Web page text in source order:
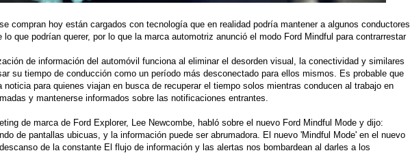
compran hoy están cargados con tecnología que en realidad podría mantener a algunos conductores
lo que podrían querer, por lo que la marca automotriz anunció el modo Ford Mindful para contrarrestar
de información del automóvil funciona al eliminar el desorden visual, la conectividad y similares
su tiempo de conducción como un período más desconectado para ellos mismos. Es probable que
noticia para quienes viajan en busca de recuperar el tiempo solos mientras conducen al trabajo en
y mantenerse informados sobre las notificaciones entrantes.
de marca de Ford Explorer, Lee Newcombe, habló sobre el nuevo Ford Mindful Mode y dijo:
de pantallas ubicuas, y la información puede ser abrumadora. El nuevo 'Mindful Mode' en el nuevo
de la constante El flujo de información y las alertas nos bombardean al darles a los